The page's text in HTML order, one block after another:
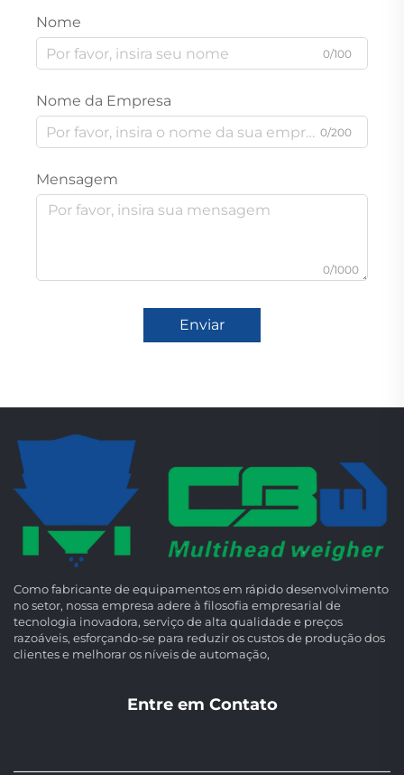
Nome
0/100
Nome da Empresa
0/200
Mensagem
0/1000
Enviar
Como fabricante de equipamentos em rápido desenvolvimento
no setor, nossa empresa adere à filosofia empresarial de
tecnologia inovadora, serviço de alta qualidade e preços
razoáveis, esforçando-se para reduzir os custos de produção dos
clientes e melhorar os níveis de automação,
Entre em Contato